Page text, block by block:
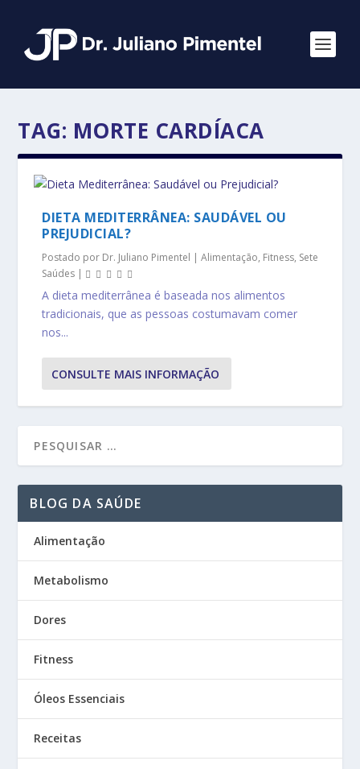
TAG: MORTE CARDÍACA
DIETA MEDITERRÂNEA: SAUDÁVEL OU
PREJUDICIAL?
Postado por Dr. Juliano Pimentel |Alimentação, Fitness, Sete
Saúdes |
A dieta mediterrânea é baseada nos alimentos
tradicionais, que as pessoas costumavam comer
nos...
CONSULTE MAIS INFORMAÇÃO
BLOG DA SAÚDE
Alimentação
Metabolismo
Dores
Fitness
Óleos Essenciais
Receitas